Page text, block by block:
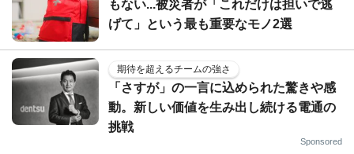
もない...被災者が「これだけは担いで逃
げて」という最も重要なモノ2選
期待を超えるチームの強さ
「さすが」の一言に込められた驚きや感
動。新しい価値を生み出し続ける電通の
挑戦
Sponsored